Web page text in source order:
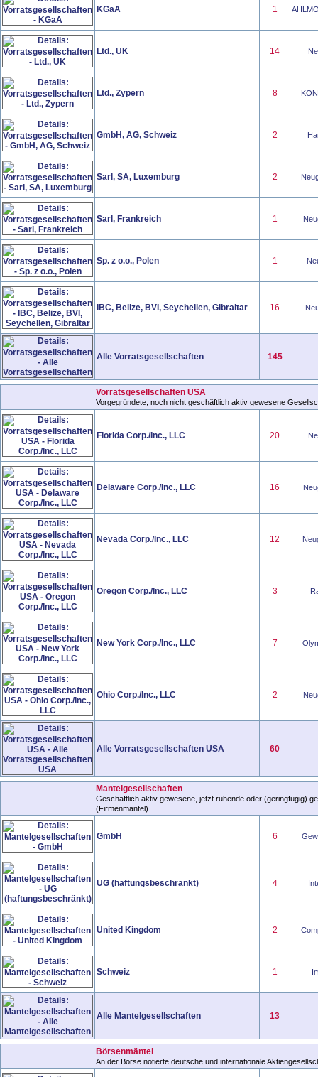
KGaA 1
Ltd., UK 14
Ltd., Zypern 8
GmbH, AG, Schweiz 2
Sarl, SA, Luxemburg 2
Sarl, Frankreich 1
Sp. z o.o., Polen 1
IBC, Belize, BVI, Seychellen, Gibraltar 16
Alle Vorratsgesellschaften 145
Vorratsgesellschaften USA
Vorgegründete, noch nicht geschäftlich aktiv gewesene
Florida Corp./Inc., LLC 20
Delaware Corp./Inc., LLC 16
Nevada Corp./Inc., LLC 12
Oregon Corp./Inc., LLC 3
New York Corp./Inc., LLC 7
Ohio Corp./Inc., LLC 2
Alle Vorratsgesellschaften USA 60
Mantelgesellschaften
Geschäftlich aktiv gewesene, jetzt ruhende oder (geringfügig)
(Firmenmäntel).
GmbH 6
UG (haftungsbeschränkt) 4
United Kingdom 2
Schweiz 1
Alle Mantelgesellschaften 13
Börsenmäntel
An der Börse notierte deutsche und internationale